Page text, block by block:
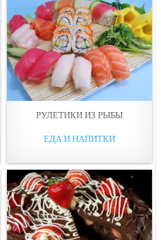
РУЛЕТИКИ ИЗ РЫБЫ
ЕДА И НАПИТКИ